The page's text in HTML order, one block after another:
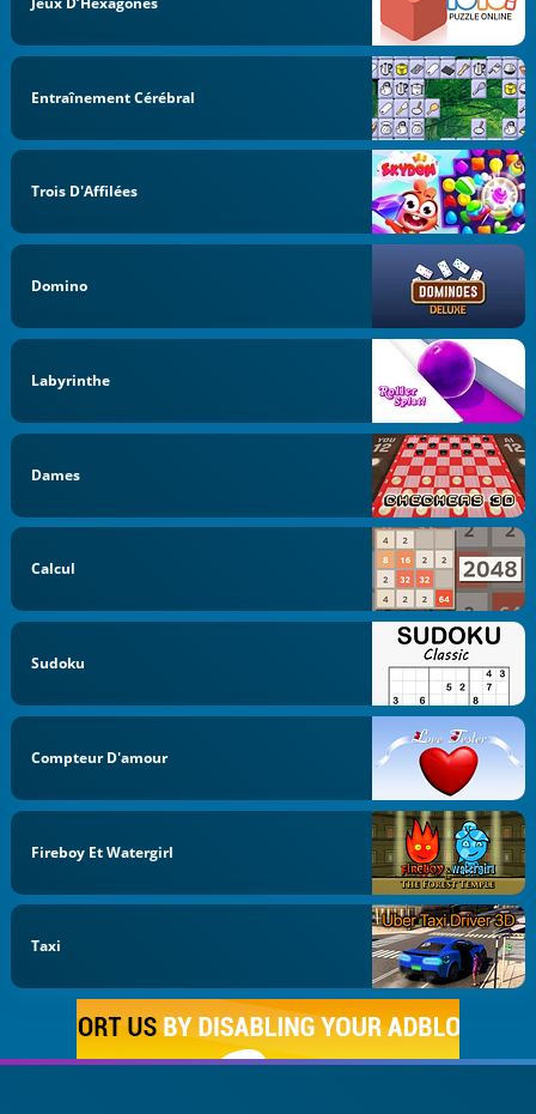
Entraînement Cérébral
Trois D'Affilées
Domino
Labyrinthe
Dames
Calcul
Sudoku
Compteur D'amour
Fireboy Et Watergirl
Taxi